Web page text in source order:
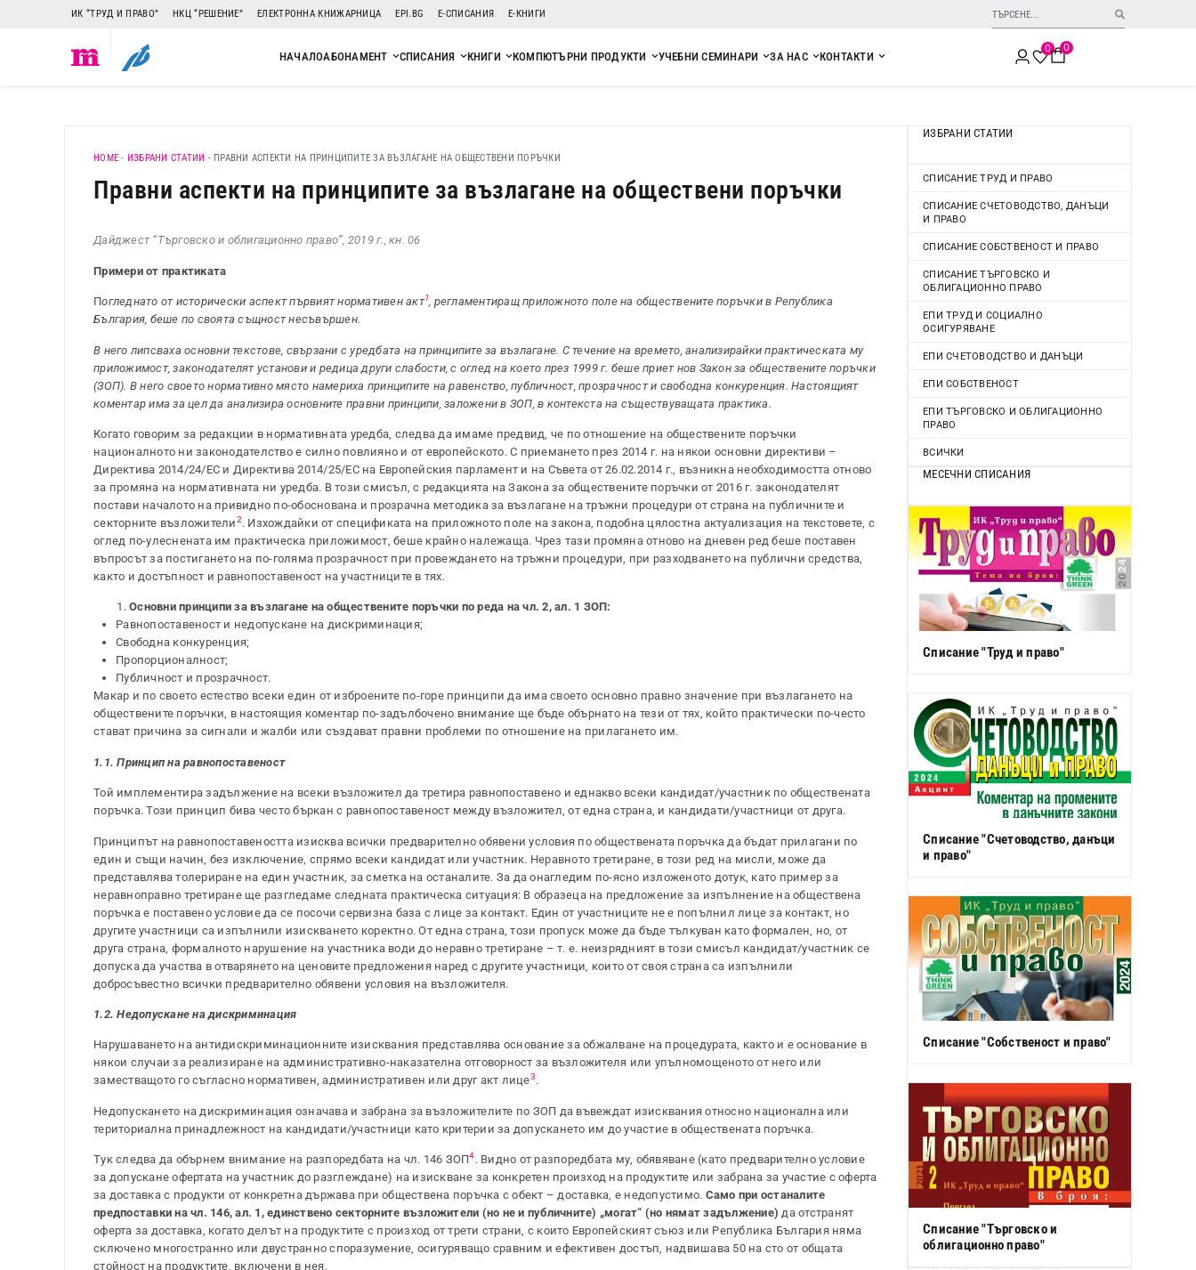
ИК “ТРУД И ПРАВО” НКЦ “РЕШЕНИЕ” ЕЛЕКТРОННА КНИЖАРНИЦА EPI.BG Е-СПИСАНИЯ Е-КНИГИ
НАЧАЛОАБОНАМЕНТ СПИСАНИЯ КНИГИ КОМПЮТЪРНИ ПРОДУКТИ УЧЕБНИ СЕМИНАРИ ЗА НАС КОНТАКТИ
0 0
HOME - ИЗБРАНИ СТАТИИ - ПРАВНИ АСПЕКТИ НА ПРИНЦИПИТЕ ЗА ВЪЗЛАГАНЕ НА ОБЩЕСТВЕНИ ПОРЪЧКИ
Правни аспекти на принципите за възлагане на обществени поръчки
Дайджест “Търговско и облигационно право”, 2019 г., кн. 06
Примери от практиката
Погледнато от исторически аспект първият нормативен акт1, регламентиращ приложното поле на обществените поръчки в Република
България, беше по своята същност несъвършен.
В него липсваха основни текстове, свързани с уредбата на принципите за възлагане. С течение на времето, анализирайки практическата му
приложимост, законодателят установи и редица други слабости, с оглед на което през 1999 г. беше приет нов Закон за обществените поръчки
(ЗОП). В него своето нормативно място намериха принципите на равенство, публичност, прозрачност и свободна конкуренция. Настоящият
коментар има за цел да анализира основните правни принципи, заложени в ЗОП, в контекста на съществуващата практика.
Когато говорим за редакции в нормативната уредба, следва да имаме предвид, че по отношение на обществените поръчки
националното ни законодателство е силно повлияно и от европейското. С приемането през 2014 г. на някои основни директиви –
Директива 2014/24/ЕС и Директива 2014/25/ЕС на Европейския парламент и на Съвета от 26.02.2014 г., възникна необходимостта отново
за промяна на нормативната ни уредба. В този смисъл, с редакцията на Закона за обществените поръчки от 2016 г. законодателят
постави началото на привидно по-обоснована и прозрачна методика за възлагане на тръжни процедури от страна на публичните и
секторните възложители2. Изхождайки от спецификата на приложното поле на закона, подобна цялостна актуализация на текстовете, с
оглед по-улеснената им практическа приложимост, беше крайно належаща. Чрез тази промяна отново на дневен ред беше поставен
въпросът за постигането на по-голяма прозрачност при провеждането на тръжни процедури, при разходването на публични средства,
както и достъпност и равнопоставеност на участниците в тях.
Основни принципи за възлагане на обществените поръчки по реда на чл. 2, ал. 1 ЗОП:
Равнопоставеност и недопускане на дискриминация;
Свободна конкуренция;
Пропорционалност;
Публичност и прозрачност.
Макар и по своето естество всеки един от изброените по-горе принципи да има своето основно правно значение при възлагането на
обществените поръчки, в настоящия коментар по-задълбочено внимание ще бъде обърнато на тези от тях, който практически по-често
стават причина за сигнали и жалби или създават правни проблеми по отношение на прилагането им.
1.1. Принцип на равнопоставеност
Той имплементира задължение на всеки възложител да третира равнопоставено и еднакво всеки кандидат/участник по обществената
поръчка. Този принцип бива често бъркан с равнопоставеност между възложител, от една страна, и кандидати/участници от друга.
Принципът на равнопоставеността изисква всички предварително обявени условия по обществената поръчка да бъдат прилагани по
един и същи начин, без изключение, спрямо всеки кандидат или участник. Неравното третиране, в този ред на мисли, може да
представлява толериране на един участник, за сметка на останалите. За да онагледим по-ясно изложеното дотук, като пример за
неравноправно третиране ще разгледаме следната практическа ситуация: В образеца на предложение за изпълнение на обществена
поръчка е поставено условие да се посочи сервизна база с лице за контакт. Един от участниците не е попълнил лице за контакт, но
другите участници са изпълнили изискването коректно. От една страна, този пропуск може да бъде тълкуван като формален, но, от
друга страна, формалното нарушение на участника води до неравно третиране – т. е. неизрядният в този смисъл кандидат/участник се
допуска да участва в отварянето на ценовите предложения наред с другите участници, които от своя страна са изпълнили
добросъвестно всички предварително обявени условия на възложителя.
1.2. Недопускане на дискриминация
Нарушаването на антидискриминационните изисквания представлява основание за обжалване на процедурата, както и е основание в
някои случаи за реализиране на административно-наказателна отговорност за възложителя или упълномощеното от него или
заместващото го съгласно нормативен, административен или друг акт лице3.
Недопускането на дискриминация означава и забрана за възложителите по ЗОП да въвеждат изисквания относно национална или
териториална принадлежност на кандидати/участници като критерии за допускането им до участие в обществената поръчка.
Тук следва да обърнем внимание на разпоредбата на чл. 146 ЗОП4. Видно от разпоредбата му, обявяване (като предварително условие
за допускане офертата на участник до разглеждане) на изискване за конкретен произход на продуктите или забрана за участие с оферта
за доставка с продукти от конкретна държава при обществена поръчка с обект – доставка, е недопустимо. Само при останалите
предпоставки на чл. 146, ал. 1, единствено секторните възложители (но не и публичните) „могат“ (но нямат задължение) да отстранят
оферта за доставка, когато делът на продуктите с произход от трети страни, с които Европейският съюз или Република България няма
сключено многостранно или двустранно споразумение, осигуряващо сравним и ефективен достъп, надвишава 50 на сто от общата
стойност на продуктите, включени в нея.
ИЗБРАНИ СТАТИИ
СПИСАНИЕ ТРУД И ПРАВО
СПИСАНИЕ СЧЕТОВОДСТВО, ДАНЪЦИ
И ПРАВО
СПИСАНИЕ СОБСТВЕНОСТ И ПРАВО
СПИСАНИЕ ТЪРГОВСКО И
ОБЛИГАЦИОННО ПРАВО
ЕПИ ТРУД И СОЦИАЛНО
ОСИГУРЯВАНЕ
ЕПИ СЧЕТОВОДСТВО И ДАНЪЦИ
ЕПИ СОБСТВЕНОСТ
ЕПИ ТЪРГОВСКО И ОБЛИГАЦИОННО
ПРАВО
ВСИЧКИ
МЕСЕЧНИ СПИСАНИЯ
Списание "Труд и право"
Списание "Счетоводство, данъци
и право"
Списание "Собственост и право"
Списание "Търговско и
облигационно право"